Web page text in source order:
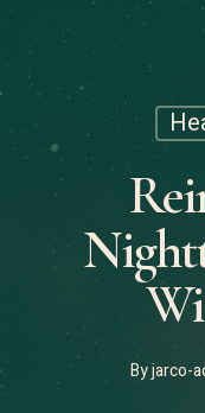
main
Byjarco-